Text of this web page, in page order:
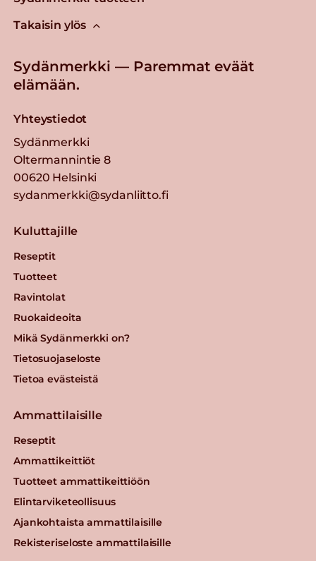
Takaisin ylös
Sydänmerkki — Paremmat eväät
elämään.
Yhteystiedot
Sydänmerkki
Oltermannintie 8
00620 Helsinki
sydanmerkki@sydanliitto.fi
Kuluttajille
Reseptit
Tuotteet
Ravintolat
Ruokaideoita
Mikä Sydänmerkki on?
Tietosuojaseloste
Tietoa evästeistä
Ammattilaisille
Reseptit
Ammattikeittiöt
Tuotteet ammattikeittiöön
Elintarviketeollisuus
Ajankohtaista ammattilaisille
Rekisteriseloste ammattilaisille